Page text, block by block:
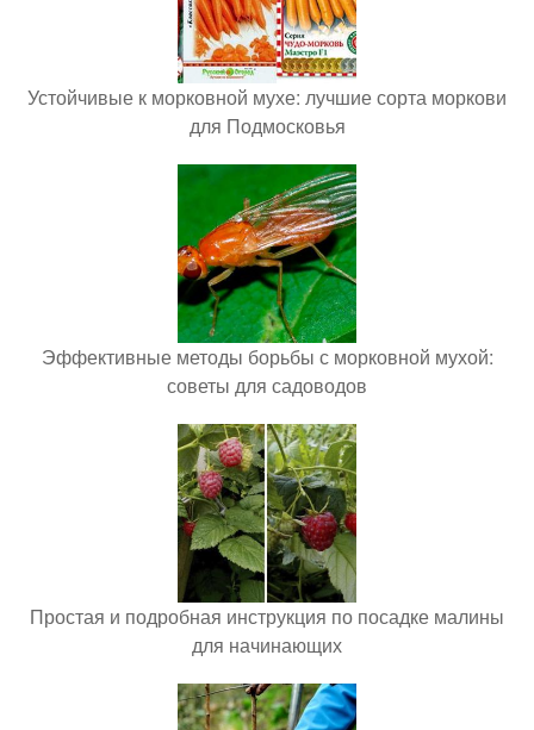
Устойчивые к морковной мухе: лучшие сорта моркови
для Подмосковья
Эффективные методы борьбы с морковной мухой:
советы для садоводов
Простая и подробная инструкция по посадке малины
для начинающих